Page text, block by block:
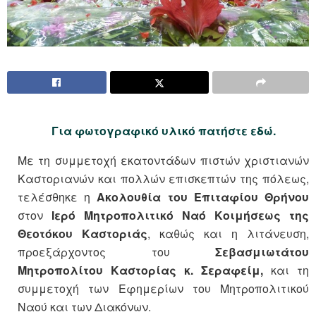
Για φωτογραφικό υλικό πατήστε εδώ.
Με τη συμμετοχή εκατοντάδων πιστών χριστιανών
Καστοριανών και πολλών επισκεπτών της πόλεως,
τελέσθηκε ηΑκολουθία του Επιταφίου Θρήνου
στον Ιερό Μητροπολιτικό Ναό Κοιμήσεως της
Θεοτόκου Καστοριάς, καθώς και η λιτάνευση,
προεξάρχοντος του Σεβασμιωτάτου
Μητροπολίτου Καστορίας κ. Σεραφείμ, και τη
συμμετοχή των Εφημερίων του Μητροπολιτικού
Ναού και των Διακόνων.